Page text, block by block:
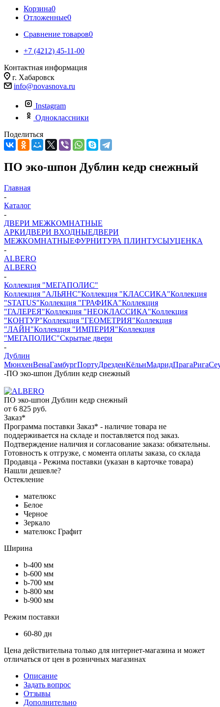
Корзина0
Отложенные0
Сравнение товаров0
+7 (4212) 45-11-00
Контактная информация
г. Хабаровск
info@novasnova.ru
Instagram
Одноклассники
Поделиться
ПО эко-шпон Дублин кедр снежный
Главная
-
Каталог
-
ДВЕРИ МЕЖКОМНАТНЫЕ
АРКИДВЕРИ ВХОДНЫЕДВЕРИ
МЕЖКОМНАТНЫЕФУРНИТУРА ПЛИНТУСЫУЦЕНКА
-
ALBERO
ALBERO
-
Коллекция "МЕГАПОЛИС"
Коллекция "АЛЬЯНС"Коллекция "КЛАССИКА"Коллекция
"STATUS"Коллекция "ГРАФИКА"Коллекция
"ГАЛЕРЕЯ"Коллекция "НЕОКЛАССИКА"Коллекция
"КОНТУР"Коллекция "ГЕОМЕТРИЯ"Коллекция
"ЛАЙН"Коллекция "ИМПЕРИЯ"Коллекция
"МЕГАПОЛИС"Скрытые двери
-
Дублин
МюнхенВенаГамбургПортуДрезденКёльнМадридПрагаРига
-ПО эко-шпон Дублин кедр снежный
ПО эко-шпон Дублин кедр снежный
от 6 825 руб.
Заказ*
Программа поставки Заказ* - наличие товара не
поддерживается на складе и поставляется под заказ.
Подтверждение наличия и согласование заказа: обязательны.
Готовность к отгрузке, с момента оплаты заказа, со склада
Продавца - Режима поставки (указан в карточке товара)
Нашли дешевле?
Остекление
мателюкс
Белое
Черное
Зеркало
мателюкс Графит
Ширина
b-400 мм
b-600 мм
b-700 мм
b-800 мм
b-900 мм
Режим поставки
60-80 дн
Цена действительна только для интернет-магазина и может
отличаться от цен в розничных магазинах
Описание
Задать вопрос
Отзывы
Дополнительно